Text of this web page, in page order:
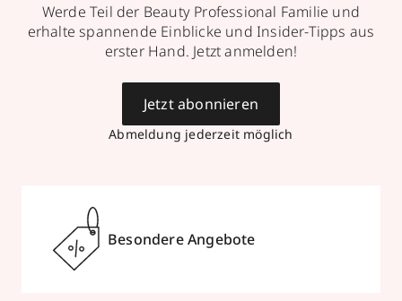
Werde Teil der Beauty Professional Familie und
erhalte spannende Einblicke und Insider-Tipps aus
erster Hand. Jetzt anmelden!
Abmeldung jederzeit möglich
Jetzt abonnieren
Besondere Angebote